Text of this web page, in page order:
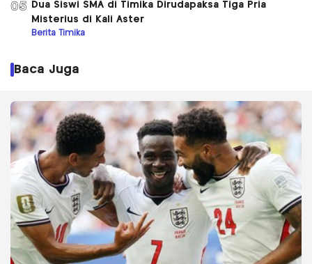
05
Dua Siswi SMA di Timika Dirudapaksa Tiga Pria
Misterius di Kali Aster
Berita Timika
Baca Juga